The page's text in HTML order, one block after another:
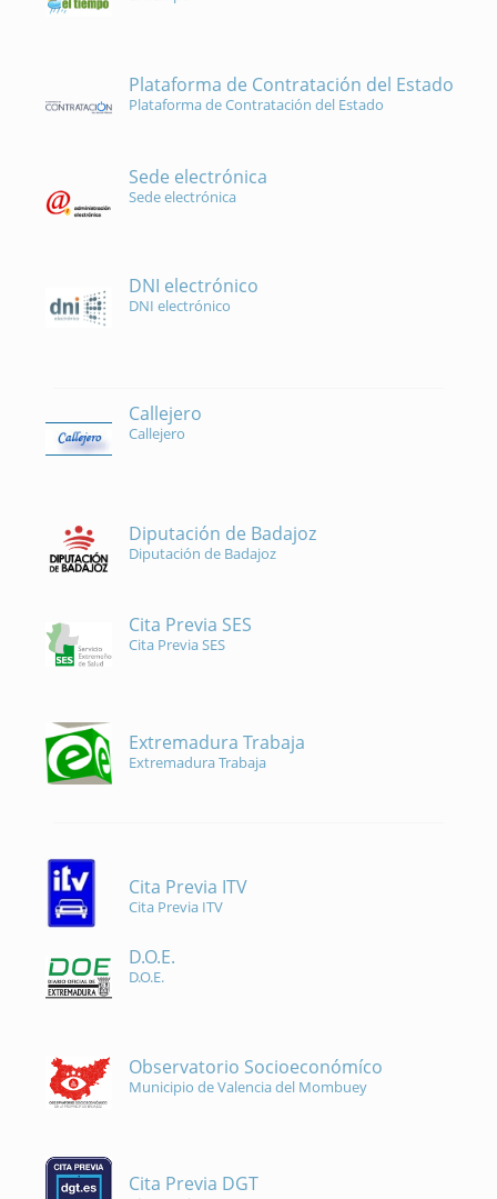
Plataforma de Contratación del Estado
Plataforma de Contratación del Estado
Sede electrónica
Sede electrónica
DNI electrónico
DNI electrónico
Callejero
Callejero
Diputación de Badajoz
Diputación de Badajoz
Cita Previa SES
Cita Previa SES
Extremadura Trabaja
Extremadura Trabaja
Cita Previa ITV
Cita Previa ITV
D.O.E.
D.O.E.
Observatorio Socioeconómíco
Municipio de Valencia del Mombuey
Cita Previa DGT